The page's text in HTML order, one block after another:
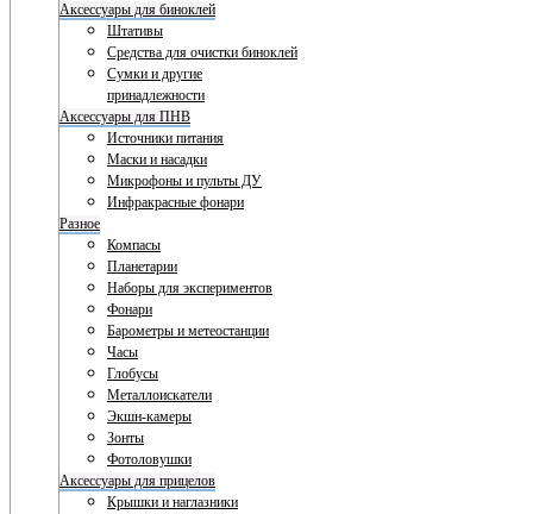
Аксессуары для биноклей
Штативы
Средства для очистки биноклей
Сумки и другие
принадлежности
Аксессуары для ПНВ
Источники питания
Маски и насадки
Микрофоны и пульты ДУ
Инфракрасные фонари
Разное
Компасы
Планетарии
Наборы для экспериментов
Фонари
Барометры и метеостанции
Часы
Глобусы
Металлоискатели
Экшн-камеры
Зонты
Фотоловушки
Аксессуары для прицелов
Крышки и наглазники